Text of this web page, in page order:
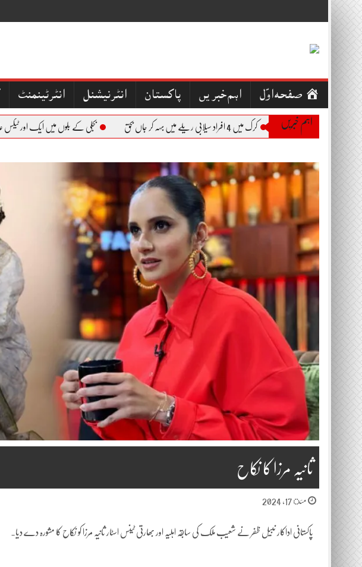
content
صفحہ اوّل اہم خبریں پاکستان انٹرنیشنل
اہم خبریں کرک میں 4 افراد سیلابی ریلے میں بہہ کر جاں بحق بجلی کے بلوں میں ایک اور ٹیکس عائد
ثانیہ مرزا کا نکاح
مئ 17, 2024
پاکستانی اداکار نبیل ظفر نے شعیب ملک کی سابقہ اہلیہ اور بھارتی ٹینس اسٹار ثانیہ مرزا کو نکاح کا مشورہ دے دیا۔